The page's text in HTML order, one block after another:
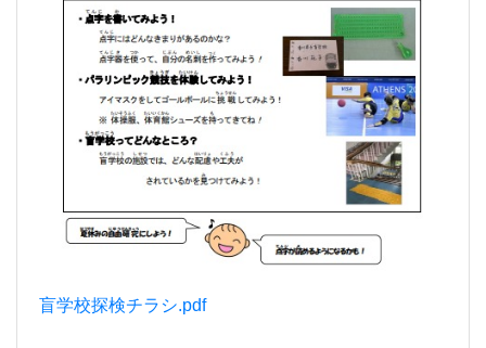
盲学校探検チラシ.pdf